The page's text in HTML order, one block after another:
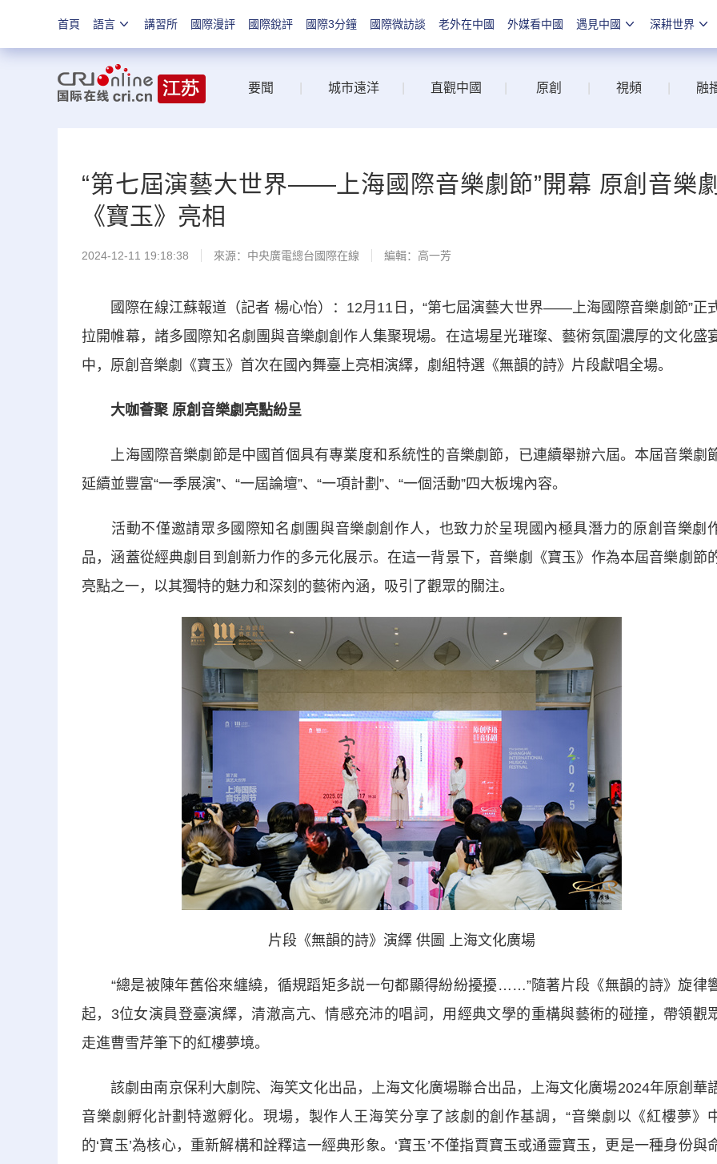
首頁 語言 講習所 國際漫評 國際銳評 國際3分鐘 國際微訪談 老外在中國 外媒看中國 遇見中國 深耕世界
要聞 城市遠洋 直觀中國 原創 視頻 融
“第七屆演藝大世界——上海國際音樂劇節”開幕 原創音樂
《寶玉》亮相
2024-12-11 19:18:38 來源：中央廣電總台國際在線 編輯：高一芳
國際在線江蘇報道（記者 楊心怡）：12月11日，“第七屆演藝大世界——上海國際音樂劇節”正
拉開帷幕，諸多國際知名劇團與音樂劇創作人集聚現場。在這場星光璀璨、藝術氛圍濃厚的文化盛
中，原創音樂劇《寶玉》首次在國內舞臺上亮相演繹，劇組特選《無韻的詩》片段獻唱全場。
大咖薈聚 原創音樂劇亮點紛呈
上海國際音樂劇節是中國首個具有專業度和系統性的音樂劇節，已連續舉辦六屆。本屆音樂劇
延續並豐富“一季展演”、“一屆論壇”、“一項計劃”、“一個活動”四大板塊內容。
活動不僅邀請眾多國際知名劇團與音樂劇創作人，也致力於呈現國內極具潛力的原創音樂劇
品，涵蓋從經典劇目到創新力作的多元化展示。在這一背景下，音樂劇《寶玉》作為本屆音樂劇節
亮點之一，以其獨特的魅力和深刻的藝術內涵，吸引了觀眾的關注。
片段《無韻的詩》演繹 供圖 上海文化廣場
“總是被陳年舊俗來纏繞，循規蹈矩多説一句都顯得紛紛擾擾……”隨著片段《無韻的詩》旋律
起，3位女演員登臺演繹，清澈高亢、情感充沛的唱詞，用經典文學的重構與藝術的碰撞，帶領觀
走進曹雪芹筆下的紅樓夢境。
該劇由南京保利大劇院、海笑文化出品，上海文化廣場聯合出品，上海文化廣場2024年原創華
音樂劇孵化計劃特邀孵化。現場，製作人王海笑分享了該劇的創作基調，“音樂劇以《紅樓夢》
的‘寶玉’為核心，重新解構和詮釋這一經典形象。‘寶玉’不僅指賈寶玉或通靈寶玉，更是一種身份與